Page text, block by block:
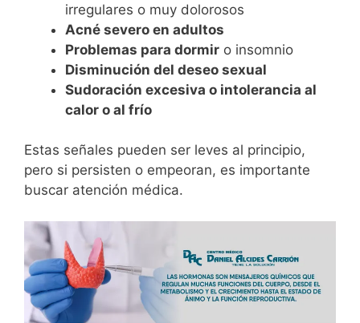
irregulares o muy dolorosos
Acné severo en adultos
Problemas para dormir o insomnio
Disminución del deseo sexual
Sudoración excesiva o intolerancia al
calor o al frío
Estas señales pueden ser leves al principio,
pero si persisten o empeoran, es importante
buscar atención médica.